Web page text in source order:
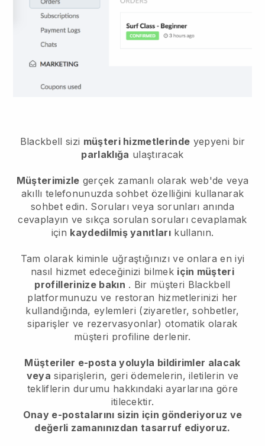
Blackbell sizi müşteri hizmetlerinde yepyeni bir
parlaklığa ulaştıracak
Müşterimizle gerçek zamanlı olarak web'de veya
akıllı telefonunuzda sohbet özelliğini kullanarak
sohbet edin. Soruları veya sorunları anında
cevaplayın ve sıkça sorulan soruları cevaplamak
için kaydedilmiş yanıtları kullanın.
Tam olarak kiminle uğraştığınızı ve onlara en iyi
nasıl hizmet edeceğinizi bilmek için müşteri
profillerinize bakın . Bir müşteri Blackbell
platformunuzu ve restoran hizmetlerinizi her
kullandığında, eylemleri (ziyaretler, sohbetler,
siparişler ve rezervasyonlar) otomatik olarak
müşteri profiline derlenir.
Müşteriler e-posta yoluyla bildirimler alacak
veya siparişlerin, geri ödemelerin, iletilerin ve
tekliflerin durumu hakkındaki ayarlarına göre
itilecektir.
Onay e-postalarını sizin için gönderiyoruz ve
değerli zamanınızdan tasarruf ediyoruz.